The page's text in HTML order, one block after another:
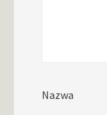
Nazwa